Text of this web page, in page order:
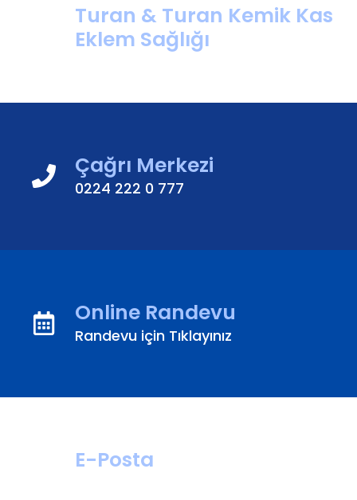
Turan & Turan Kemik Kas
Eklem Sağlığı
Çağrı Merkezi
0224 222 0 777
Online Randevu
Randevu için Tıklayınız
E-Posta